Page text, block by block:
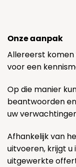
Onze aanpak
Allereerst komen
voor een
Op die manier
beantwoorden
uw
Afhankelijk van
uitvoeren, krijgt
uitgewerkte